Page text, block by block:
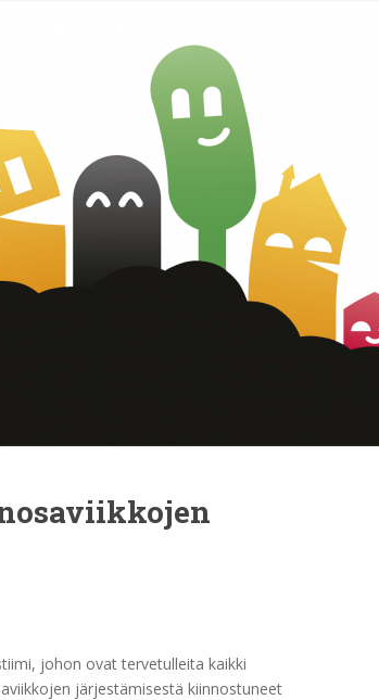
johon ovat tervetulleita kaikki
järjestämisestä kiinnostuneet